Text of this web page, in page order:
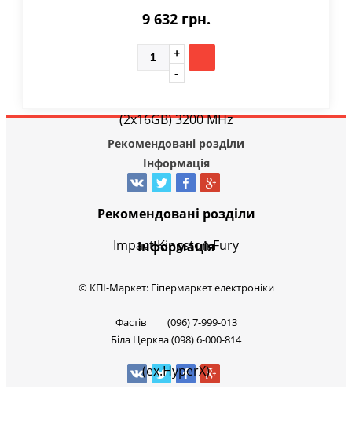
9 632 грн.
Рекомендовані розділи
Інформація
Рекомендовані розділи
Інформація
© КПІ-Маркет: Гіпермаркет електроніки
Фастів (096) 7-999-013
Біла Церква (098) 6-000-814